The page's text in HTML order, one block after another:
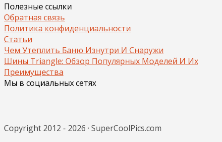
Полезные ссылки
Обратная связь
Политика конфиденциальности
Статьи
Чем Утеплить Баню Изнутри И Снаружи
Шины Triangle: Обзор Популярных Моделей И Их
Преимущества
Мы в социальных сетях
Copyright 2012 - 2026 · SuperCoolPics.com